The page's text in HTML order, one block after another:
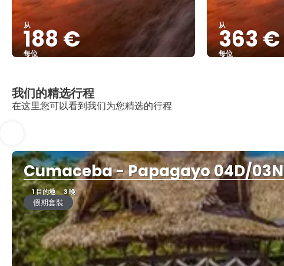
从
188 €
每位
从
363 €
每位
我们的精选行程
在这里您可以看到我们为您精选的行程
Cumaceba - Papagayo 04D/03N
1 目的地 3 晚
假期套裝